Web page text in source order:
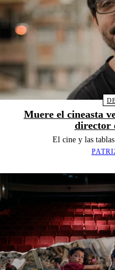
Muere el cineasta
director
El cine y las